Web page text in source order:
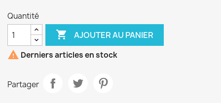
Quantité
 AJOUTER AU PANIER
 Derniers articles en stock
Partager